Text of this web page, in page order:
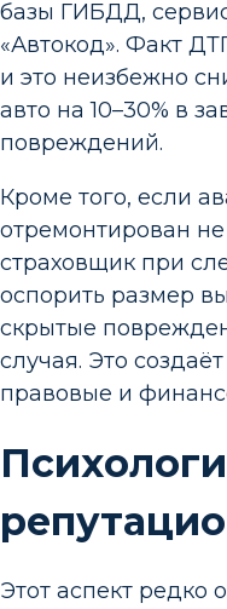
базы ГИБДД,
«Автокод». Факт
и это неизбежно
авто на 10–30% в
повреждений.
Кроме того, если
отремонтирован
страховщик при
оспорить размер
скрытые
случая. Это
правовые и
Этот аспект редко